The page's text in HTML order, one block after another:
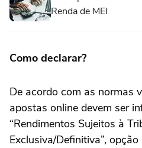
Renda de MEI
Como declarar?
De acordo com as normas
apostas online devem ser
“Rendimentos Sujeitos à
Exclusiva/Definitiva”,